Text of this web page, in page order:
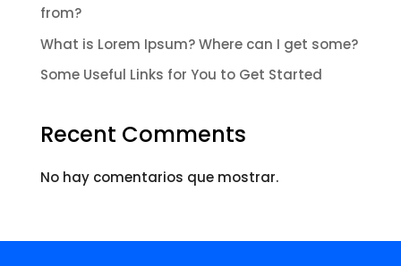
from?
What is Lorem Ipsum? Where can I get some?
Some Useful Links for You to Get Started
Recent Comments
No hay comentarios que mostrar.